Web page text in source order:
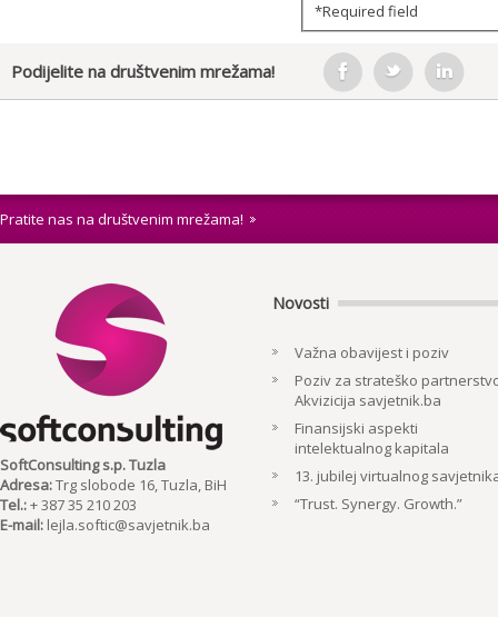
*Required field
Podijelite na društvenim mrežama!
Pratite nas na društvenim mrežama!
SoftConsulting s.p. Tuzla
Adresa:Trg slobode 16, Tuzla, BiH
Tel.:+ 387 35 210 203
E-mail: lejla.softic@savjetnik.ba
Novosti
Važna obavijest i poziv
Poziv za strateško
Akvizicija savjetnik.ba
Finansijski aspekti
intelektualnog kapitala
13. jubilej virtualnog
“Trust. Synergy. Growth.”